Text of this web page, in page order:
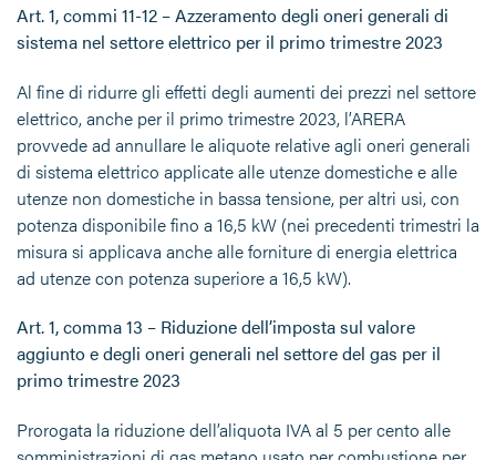
Art. 1, commi 11-12 – Azzeramento degli oneri generali di
sistema nel settore elettrico per il primo trimestre 2023
Al fine di ridurre gli effetti degli aumenti dei prezzi nel settore
elettrico, anche per il primo trimestre 2023, l’ARERA
provvede ad annullare le aliquote relative agli oneri generali
di sistema elettrico applicate alle utenze domestiche e alle
utenze non domestiche in bassa tensione, per altri usi, con
potenza disponibile fino a 16,5 kW (nei precedenti trimestri la
misura si applicava anche alle forniture di energia elettrica
ad utenze con potenza superiore a 16,5 kW).
Art. 1, comma 13 – Riduzione dell’imposta sul valore
aggiunto e degli oneri generali nel settore del gas per il
primo trimestre 2023
Prorogata la riduzione dell’aliquota IVA al 5 per cento alle